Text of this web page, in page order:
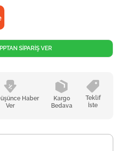
Haber
Ver
Kargo
Bedava
Teklif
İste
SİPARİŞ VER